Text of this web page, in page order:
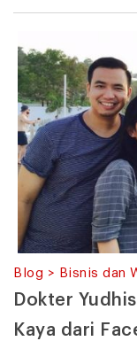
Blog > Bisnis dan
Dokter
Kaya dari